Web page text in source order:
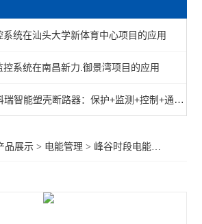
电能计量表
统在汕头大学新体育中心项目的应用
系统在南昌新力.御景湾项目的应用
告别传统局限！安科瑞智能塑壳断路器：保护+监测+控制+通讯一体化解决方案
品展示 > 电能管理 > 峰谷时段电能表